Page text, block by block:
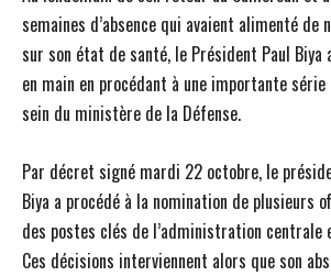
semaines d’absence qui avaient alimenté de
sur son état de santé, le Président Paul
en main en procédant à une importante
sein du ministère de la Défense.
Par décret signé mardi 22 octobre, le
Biya a procédé à la nomination de plusieurs
des postes clés de l’administration
Ces décisions interviennent alors que son